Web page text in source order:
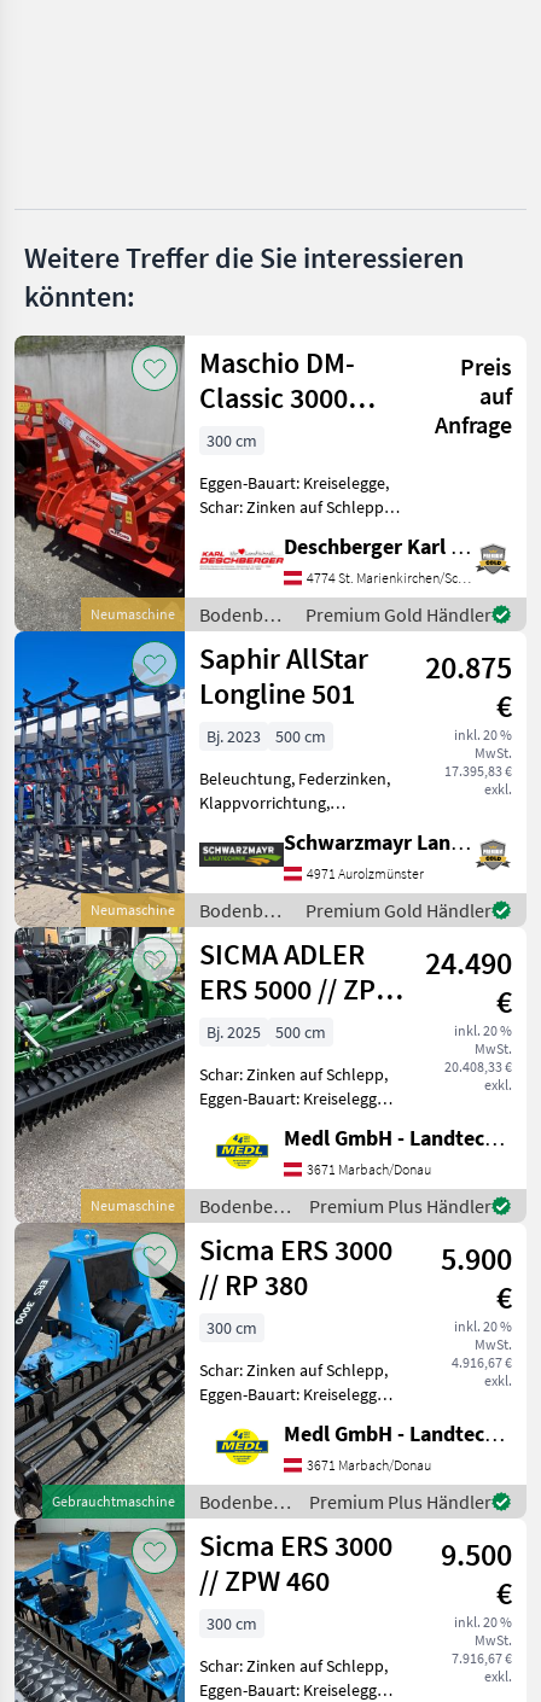
Alle 41
anzeigen
MARKTPLATZ
Marktplatz Händlerangebote Kleinanzeigen
Weitere Treffer die Sie interessieren
könnten:
Neumaschine
Maschio DM-
Classic 3000
Combi2
Kreiselegge
Preis
auf
Anfrage
300 cm
Eggen-Bauart: Kreiselegge,
Schar: Zinken auf Schlepp,
Maschio DM-Classic 3000
Combi2 Kreiselegge für
Traktore bis 180 PS mit
Ölbad-Wechselgetriebe
Deschberger Karl Landtechnik GesmbH & Co KG
4774 St. Marienkirchen/Schärding
Bodenbearbeitung
/ Maschio
Premium Gold Händler
Neumaschine
Saphir AllStar
Longline 501
20.875
€
inkl. 20 %
MwSt.
17.395,83 €
exkl.
Bj. 2023
500 cm
Beleuchtung, Federzinken,
Klappvorrichtung,
Scharspitzen,
Steinsicherung Nr. 62547
Grubber - mti 3-
Punktanbau Kat 2. und Kat.
3 - mit 5, 0m Arbe
Schwarzmayr Landtechnik GmbH - Aurolzmünster
4971 Aurolzmünster
Bodenbearbeitung
/ Saphir
Premium Gold Händler
Neumaschine
SICMA ADLER
ERS 5000 // ZPW
460
24.490
€
inkl. 20 %
MwSt.
20.408,33 €
exkl.
Bj. 2025
500 cm
Schar: Zinken auf Schlepp,
Eggen-Bauart: Kreiselegge,
Klappvorrichtung Sicma
Adler ERS 5000 Kreiselegge
SONDEREDITION GREEN-
LINE Klappbare Kreiselegge
h
Medl GmbH - Landtechnik Großhandel
3671 Marbach/Donau
Bodenbearbeitung
/ Sicma
Premium Plus Händler
Gebrauchtmaschine
Sicma ERS 3000
// RP 380
5.900
€
inkl. 20 %
MwSt.
4.916,67 €
exkl.
300 cm
Schar: Zinken auf Schlepp,
Eggen-Bauart: Kreiselegge,
Sicma ERS 3000 Kreiselegge
bis 150Ps NEUE Zinken
NEUE Lager und Simmering
Getriebe servi
Medl GmbH - Landtechnik Großhandel
3671 Marbach/Donau
Bodenbearbeitung
/ Sicma
Premium Plus Händler
Sicma ERS 3000
// ZPW 460
9.500
€
inkl. 20 %
MwSt.
7.916,67 €
exkl.
300 cm
Schar: Zinken auf Schlepp,
Eggen-Bauart: Kreiselegge,